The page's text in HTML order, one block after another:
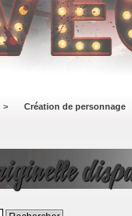
> Création de personnage